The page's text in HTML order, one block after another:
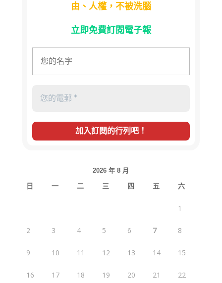
由、人權，不被洗腦
立即免費訂閱電子報
2026 年 8 月
日 一 二 三 四 五 六
1
2 3 4 5 6 7 8
9 10 11 12 13 14 15
16 17 18 19 20 21 22